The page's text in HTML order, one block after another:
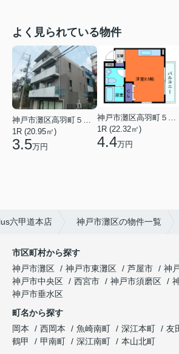
よく見られている物件
1R (20.95㎡)
3.5万円
1R (22.32㎡)
4.4万円
六甲道本店 神戸市灘区の物件一覧
市区町村から探す
神戸市灘区
神戸市東灘区 芦屋市
神
神戸市中央区
西宮市 神戸市須磨区
神戸市垂水区
町名から探す
岡本
西岡本 魚崎南町 深江本町 友
鶴甲
甲南町 深江南町
本山北町